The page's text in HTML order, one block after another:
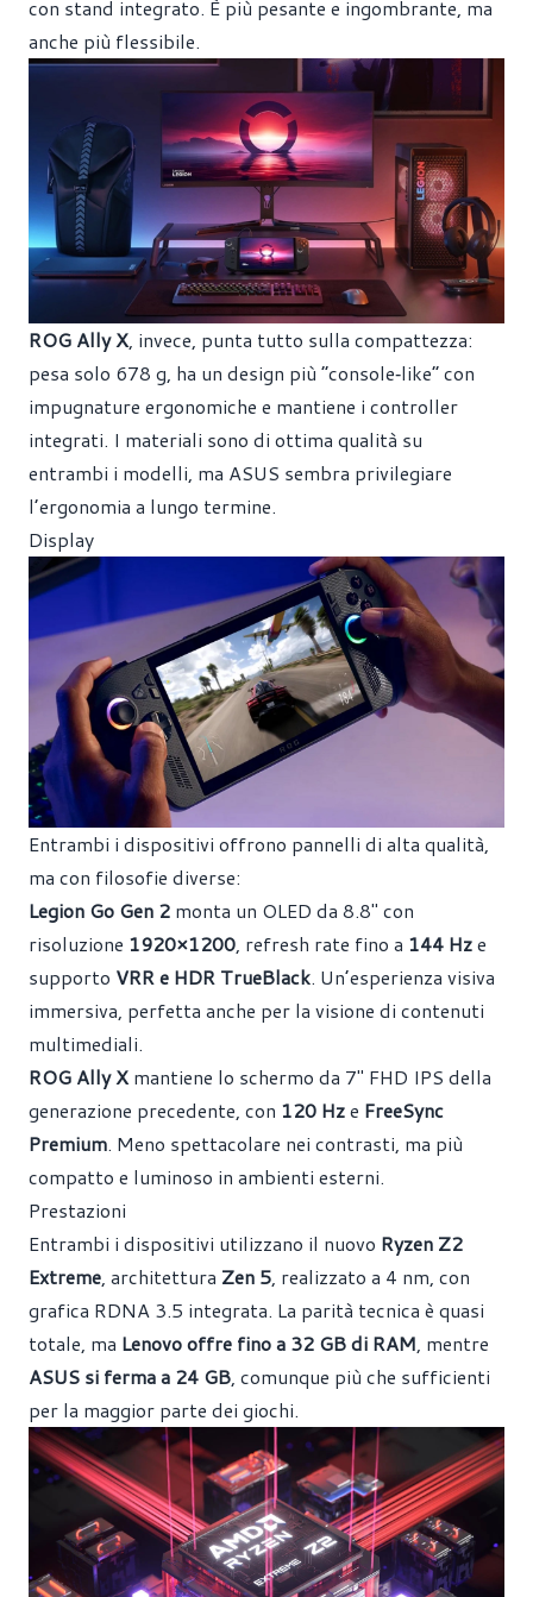
con stand integrato. È più pesante e ingombrante, ma
anche più flessibile.
ROG Ally X, invece, punta tutto sulla compattezza:
pesa solo 678 g, ha un design più “console‑like” con
impugnature ergonomiche e mantiene i controller
integrati. I materiali sono di ottima qualità su
entrambi i modelli, ma ASUS sembra privilegiare
l’ergonomia a lungo termine.
Display
Entrambi i dispositivi offrono pannelli di alta qualità,
ma con filosofie diverse:
Legion Go Gen 2 monta un OLED da 8.8" con
risoluzione 1920×1200, refresh rate fino a 144 Hze
supporto VRR e HDR TrueBlack. Un’esperienza visiva
immersiva, perfetta anche per la visione di contenuti
multimediali.
ROG Ally Xmantiene lo schermo da 7" FHD IPS della
generazione precedente, con 120 Hze FreeSync
Premium. Meno spettacolare nei contrasti, ma più
compatto e luminoso in ambienti esterni.
Prestazioni
Entrambi i dispositivi utilizzano il nuovo Ryzen Z2
Extreme, architettura Zen 5, realizzato a 4 nm, con
grafica RDNA 3.5 integrata. La parità tecnica è quasi
totale, ma Lenovo offre fino a 32 GB di RAM, mentre
ASUS si ferma a 24 GB, comunque più che sufficienti
per la maggior parte dei giochi.